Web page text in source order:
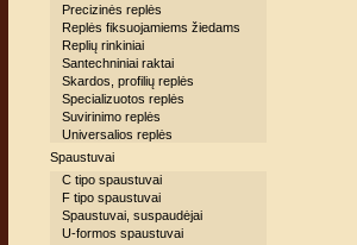
Precizinės replės
Replės fiksuojamiems žiedams
Replių rinkiniai
Santechniniai raktai
Skardos, profilių replės
Specializuotos replės
Suvirinimo replės
Universalios replės
Spaustuvai
C tipo spaustuvai
F tipo spaustuvai
Spaustuvai, suspaudėjai
U-formos spaustuvai